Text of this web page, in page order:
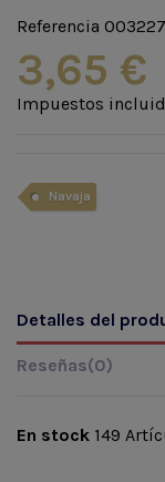
Referencia 003227
3,65 €
Impuestos
Navaja
Detalles del
Reseñas(0)
En stock 149